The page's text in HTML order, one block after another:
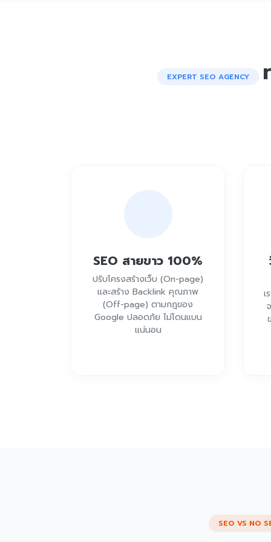
EXPERT SEO AGENCY
SEO สายขาว 100%
ปรับโครงสร้างเว็บ (On-page)
และสร้าง Backlink คุณภาพ
(Off-page) ตามกฎของ
Google ปลอดภัย ไม่โดนแบน
แน่นอน
เ
SEO VS NO